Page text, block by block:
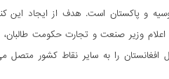
و پاکستان است. هدف از ایجاد
وزیر صنعت و تجارت حکومت طالبان،
را به سایر نقاط کشور متصل